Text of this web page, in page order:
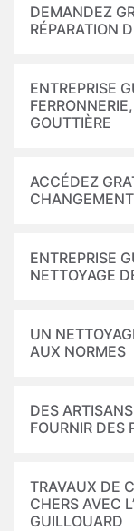
DEMANDEZ
RÉPARATION
ENTREPRISE
GOUTTIÈRE
ACCÉDEZ
ENTREPRISE
NETTOYAGE
UN
AUX NORMES
DES
FOURNIR DES
TRAVAUX DE
CHERS AVEC
GUILLOUARD